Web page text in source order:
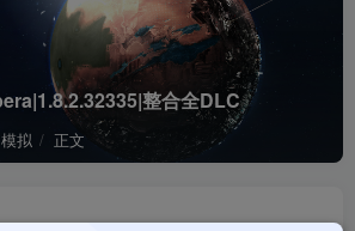
整合全DLC
模拟 正文